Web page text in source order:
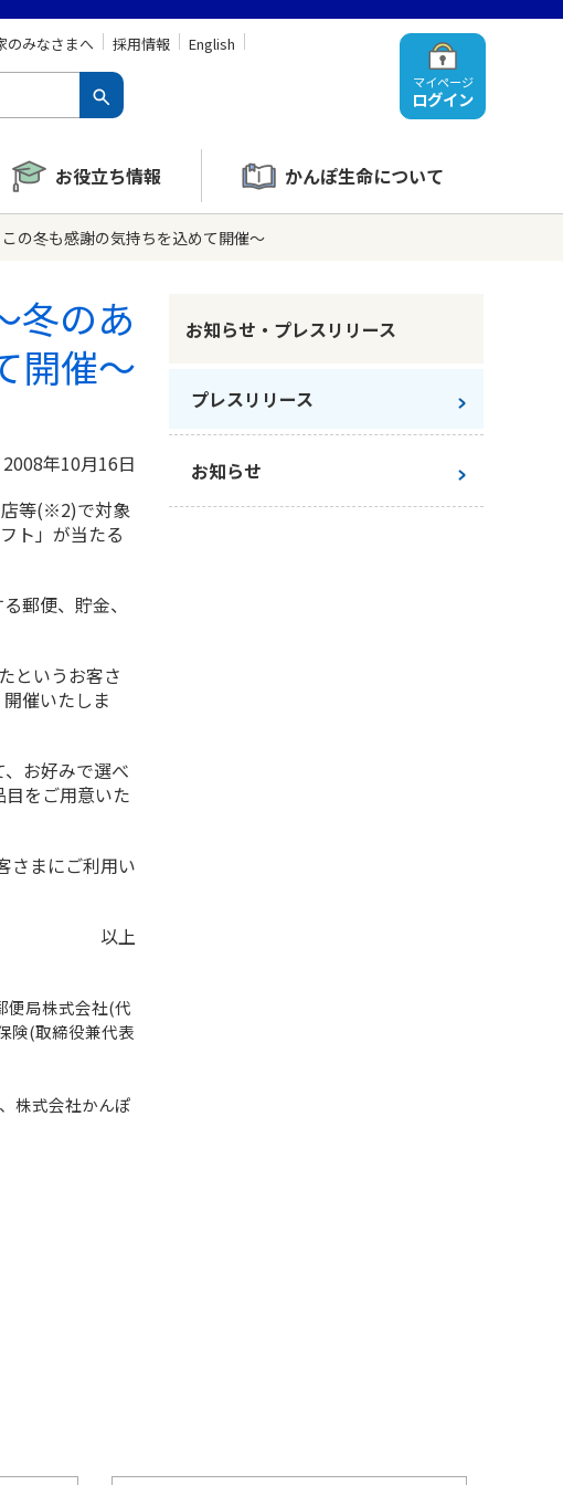
マイページ
ログイン
のみなさまへ 採用情報 English
お役立ち情報 かんぽ生命について
の冬も感謝の気持ちを込めて開催～
冬のあ
開催～
2008年10月16日
店等(※2)で対象
ト」が当たる
郵便、貯金、
というお客さ
催いたしま
お好みで選べ
をご用意いた
さまにご利用い
以上
便局株式会社(代
険(取締役兼代表
株式会社かんぽ
お知らせ・プレスリリース
プレスリリース
お知らせ